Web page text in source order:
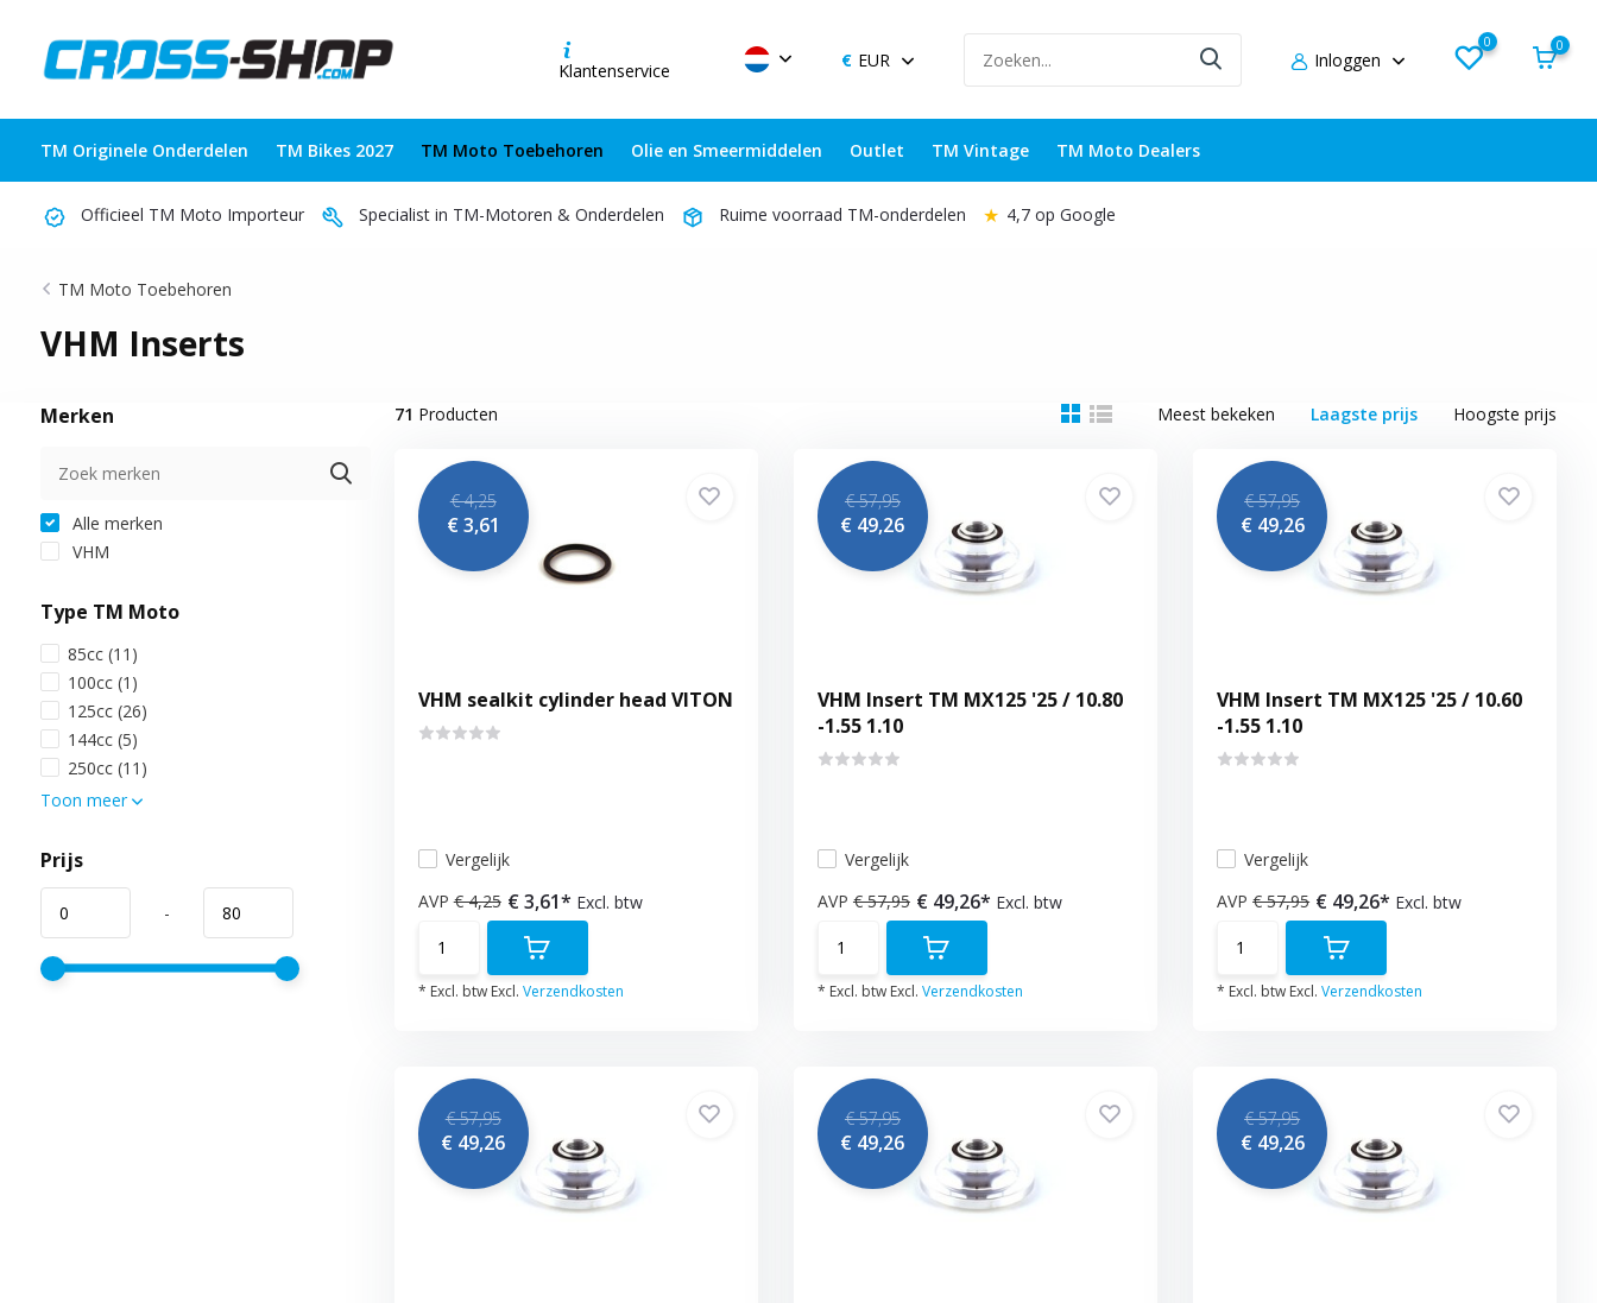
Klantenservice EUR Inloggen
0 0
TM Originele Onderdelen TM Bikes 2027 TM Moto Toebehoren Olie en Smeermiddelen Outlet TM Vintage TM Moto Dealers
Officieel TM Moto Importeur Specialist in TM-Motoren & Onderdelen Ruime voorraad TM-onderdelen ★ 4,7 op Google
TM Moto Toebehoren
VHM Inserts
Merken
Alle merken
VHM
Type TM Moto
85cc (11)
100cc (1)
125cc (26)
144cc (5)
250cc (11)
Toon meer
Prijs
-
71 Producten Meest bekeken Laagste prijs Hoogste prijs
€ 4,25
€ 3,61
VHM sealkit cylinder head VITON
Vergelijk
AVP€ 4,25 € 3,61* Excl. btw
* Excl. btw Excl. Verzendkosten
€ 57,95
€ 49,26
VHM Insert TM MX125 '25 / 10.80
-1.55 1.10
Vergelijk
AVP € 57,95 € 49,26* Excl. btw
* Excl. btw Excl. Verzendkosten
€ 57,95
€ 49,26
VHM Insert TM MX125 '25 / 10.60
-1.55 1.10
Vergelijk
AVP€ 57,95 € 49,26* Excl. btw
* Excl. btw Excl.Verzendkosten
€ 57,95
€ 49,26
€ 57,95
€ 49,26
€ 57,95
€ 49,26